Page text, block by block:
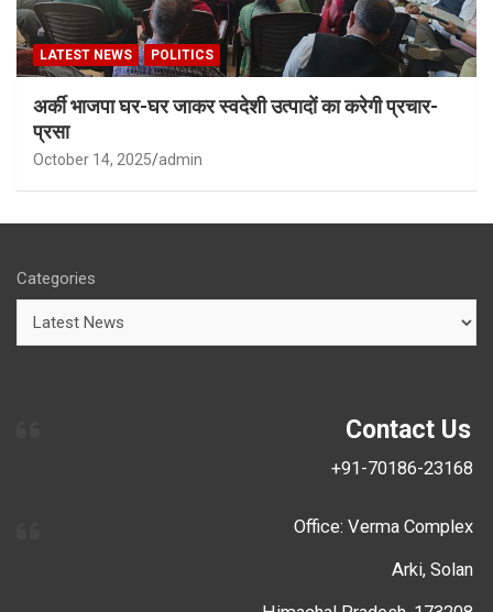
LATEST NEWS POLITICS
अर्की भाजपा घर-घर जाकर स्वदेशी उत्पादों का करेगी प्रचार-
प्रसा
October 14, 2025 admin
Categories
Contact Us
+91-70186-23168
Office: Verma Complex
Arki, Solan